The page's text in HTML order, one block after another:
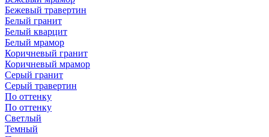
Бежевый травертин
Белый гранит
Белый кварцит
Белый мрамор
Коричневый гранит
Коричневый мрамор
Серый гранит
Серый травертин
По оттенку
По оттенку
Светлый
Темный